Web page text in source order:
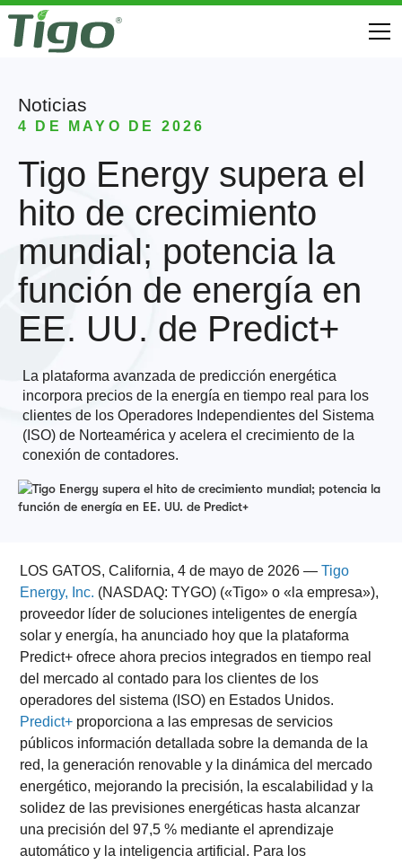
Noticias
4 DE MAYO DE 2026
Tigo Energy supera el
hito de crecimiento
mundial; potencia la
función de energía en
EE. UU. de Predict+
La plataforma avanzada de predicción energética
incorpora precios de la energía en tiempo real para los
clientes de los Operadores Independientes del Sistema
(ISO) de Norteamérica y acelera el crecimiento de la
conexión de contadores.
LOS GATOS, California, 4 de mayo de 2026 —Tigo
Energy, Inc. (NASDAQ: TYGO) («Tigo» o «la empresa»),
proveedor líder de soluciones inteligentes de energía
solar y energía, ha anunciado hoy que la plataforma
Predict+ ofrece ahora precios integrados en tiempo real
del mercado al contado para los clientes de los
operadores del sistema (ISO) en Estados Unidos.
Predict+ proporciona a las empresas de servicios
públicos información detallada sobre la demanda de la
red, la generación renovable y la dinámica del mercado
energético, mejorando la precisión, la escalabilidad y la
solidez de las previsiones energéticas hasta alcanzar
una precisión del 97,5 % mediante el aprendizaje
automático y la inteligencia artificial. Para los